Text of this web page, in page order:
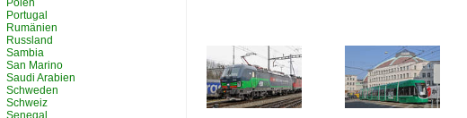
Polen
Portugal
Rumänien
Russland
Sambia
San Marino
Saudi Arabien
Schweden
Schweiz
Senegal